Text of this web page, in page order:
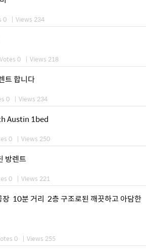
0 | Views 234
Votes 0 | Views 218
트 합니다
0 | Views 234
Austin 1bed
0 | Views 250
방렌트
0 | Views 221
10분 거리 2층 구조로된 깨끗하고 아담한
0 | Views 255